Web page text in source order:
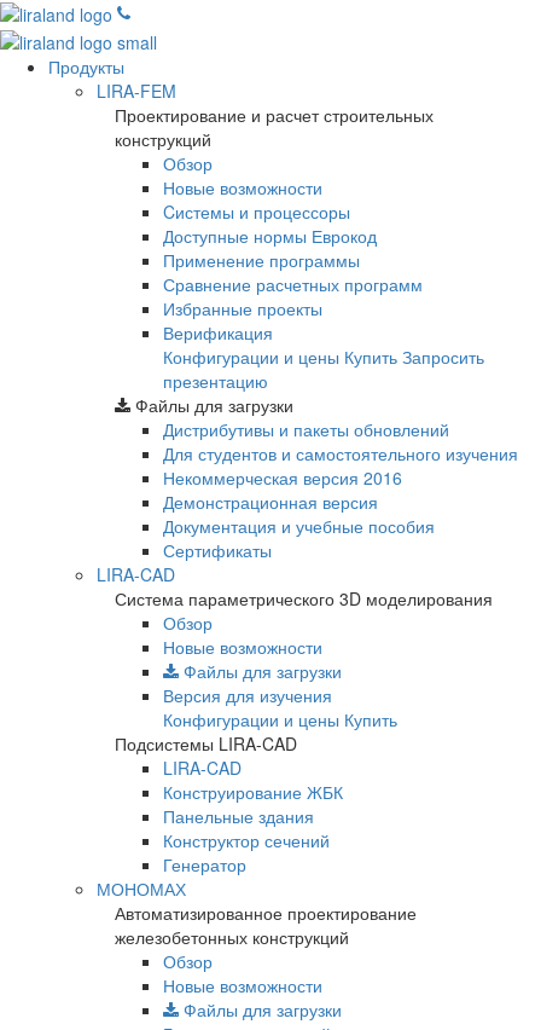
Продукты
LIRA-FEM
Проектирование и расчет строительных
конструкций
Обзор
Новые возможности
Cистемы и процессоры
Доступные нормы Еврокод
Применение программы
Сравнение расчетных программ
Избранные проекты
Верификация
Конфигурации и цены Купить Запросить
презентацию
Файлы для загрузки
Дистрибутивы и пакеты обновлений
Для студентов и самостоятельного изучения
Некоммерческая версия 2016
Демонстрационная версия
Документация и учебные пособия
Сертификаты
LIRA-CAD
Система параметрического 3D моделирования
Обзор
Новые возможности
Файлы для загрузки
Версия для изучения
Конфигурации и цены Купить
Подсистемы LIRA-CAD
LIRA-CAD
Конструирование ЖБК
Панельные здания
Конструктор сечений
Генератор
МОНОМАХ
Автоматизированное проектирование
железобетонных конструкций
Обзор
Новые возможности
Файлы для загрузки